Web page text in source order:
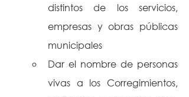
distintos de los servicios,
empresas y obras públicas
municipales
Dar el nombre de personas
vivas a los Corregimientos,